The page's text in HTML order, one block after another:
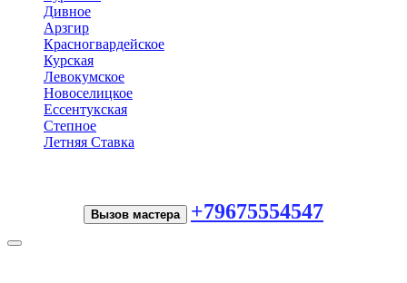
Дивное
Арзгир
Красногвардейское
Курская
Левокумское
Новоселицкое
Ессентукская
Степное
Летняя Ставка
Вызов мастера +79675554547
Toggle